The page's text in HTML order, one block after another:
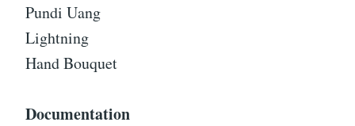
Pundi Uang
Lightning
Hand Bouquet
Documentation